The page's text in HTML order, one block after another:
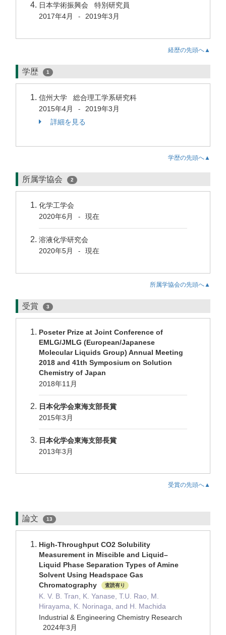
日本学術振興会 特別研究員
2017年4月
- 2019年3月
経歴の先頭へ▲
学歴 1
信州大学 総合理工学系研究科
2015年4月
-
2019年3月
詳細を見る
学歴の先頭へ▲
所属学協会 2
化学工学会
2020年6月
- 現在
溶液化学研究会
2020年5月
- 現在
所属学協会の先頭へ▲
受賞 3
Poseter Prize at Joint Conference of
EMLG/JMLG (European/Japanese
Molecular Liquids Group) Annual Meeting
2018 and 41th Symposium on Solution
Chemistry of Japan
2018年11月
日本化学会東海支部長賞
2015年3月
日本化学会東海支部長賞
2013年3月
受賞の先頭へ▲
論文 13
High-Throughput CO2 Solubility
Measurement in Miscible and Liquid–
Liquid Phase Separation Types of Amine
Solvent Using Headspace Gas
Chromatography
査読有り
K. V. B. Tran, K. Yanase, T.U. Rao, M.
Hirayama, K. Norinaga, and H. Machida
Industrial & Engineering Chemistry Research
2024年3月